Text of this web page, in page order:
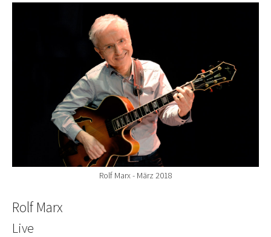
Show larger version for:
Rolf Marx - März 2018
Rolf Marx
Live